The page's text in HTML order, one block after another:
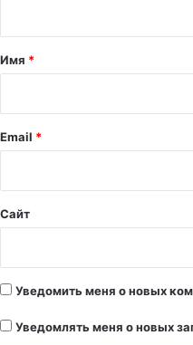
а
й
Имя *
Email *
Сайт
Уведомить меня о новых
Уведомлять меня о новых